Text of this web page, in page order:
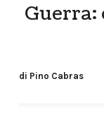
Guerra:
di Pino Cabras